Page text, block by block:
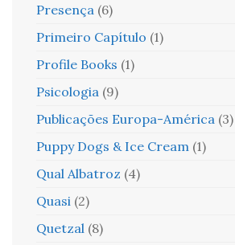
Presença (6)
Primeiro Capítulo (1)
Profile Books (1)
Psicologia (9)
Publicações Europa-América (3)
Puppy Dogs & Ice Cream (1)
Qual Albatroz (4)
Quasi (2)
Quetzal (8)